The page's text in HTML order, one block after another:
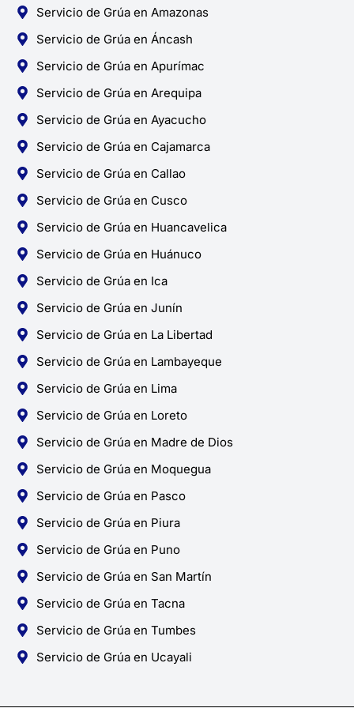
Servicio de Grúa en Amazonas
Servicio de Grúa en Áncash
Servicio de Grúa en Apurímac
Servicio de Grúa en Arequipa
Servicio de Grúa en Ayacucho
Servicio de Grúa en Cajamarca
Servicio de Grúa en Callao
Servicio de Grúa en Cusco
Servicio de Grúa en Huancavelica
Servicio de Grúa en Huánuco
Servicio de Grúa en Ica
Servicio de Grúa en Junín
Servicio de Grúa en La Libertad
Servicio de Grúa en Lambayeque
Servicio de Grúa en Lima
Servicio de Grúa en Loreto
Servicio de Grúa en Madre de Dios
Servicio de Grúa en Moquegua
Servicio de Grúa en Pasco
Servicio de Grúa en Piura
Servicio de Grúa en Puno
Servicio de Grúa en San Martín
Servicio de Grúa en Tacna
Servicio de Grúa en Tumbes
Servicio de Grúa en Ucayali